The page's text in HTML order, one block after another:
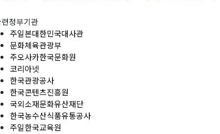
정부기관
주일본대한민국대사관
문화체육관광부
주오사카한국문화원
코리아넷
한국관광공사
한국콘텐츠진흥원
국외소재문화유산재단
한국농수산식품유통공사
주일한국교육원